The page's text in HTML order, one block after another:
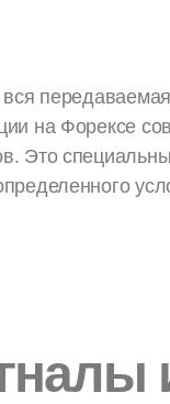
вся
на Форексе
Это